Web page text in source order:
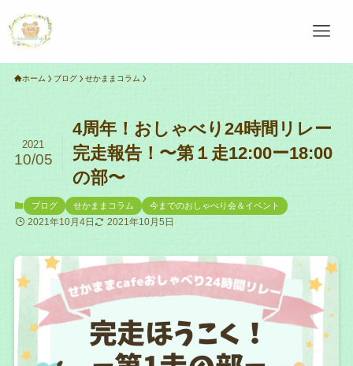
ホーム ブログ せかままコラム
4周年！おしゃべり24時間リレー
完走報告！〜第１走12:00ー18:00
の部〜
2021
10/05
ブログ せかままコラム 今までのおしゃべり会＆イベント
2021年10月4日 2021年10月5日